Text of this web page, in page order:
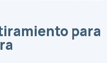
para